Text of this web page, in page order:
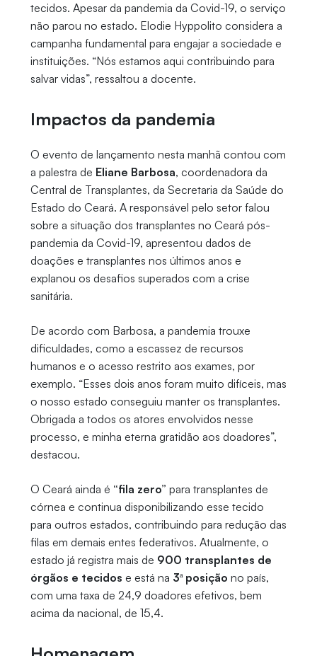
tecidos. Apesar da pandemia da Covid-19, o serviço
não parou no estado. Elodie Hyppolito considera a
campanha fundamental para engajar a sociedade e
instituições. “Nós estamos aqui contribuindo para
salvar vidas”, ressaltou a docente.
Impactos da pandemia
O evento de lançamento nesta manhã contou com
a palestra de Eliane Barbosa, coordenadora da
Central de Transplantes, da Secretaria da Saúde do
Estado do Ceará. A responsável pelo setor falou
sobre a situação dos transplantes no Ceará pós-
pandemia da Covid-19, apresentou dados de
doações e transplantes nos últimos anos e
explanou os desafios superados com a crise
sanitária.
De acordo com Barbosa, a pandemia trouxe
dificuldades, como a escassez de recursos
humanos e o acesso restrito aos exames, por
exemplo. “Esses dois anos foram muito difíceis, mas
o nosso estado conseguiu manter os transplantes.
Obrigada a todos os atores envolvidos nesse
processo, e minha eterna gratidão aos doadores”,
destacou.
O Ceará ainda é “fila zero” para transplantes de
córnea e continua disponibilizando esse tecido
para outros estados, contribuindo para redução das
filas em demais entes federativos. Atualmente, o
estado já registra mais de 900 transplantes de
órgãos e tecidos e está na 3ª posição no país,
com uma taxa de 24,9 doadores efetivos, bem
acima da nacional, de 15,4.